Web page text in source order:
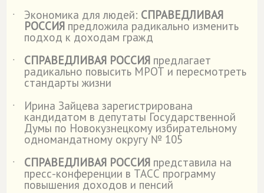
˙
Экономика для людей: СПРАВЕДЛИВАЯ
РОССИЯ предложила радикально изменить
подход к доходам гражд
˙
СПРАВЕДЛИВАЯ РОССИЯ предлагает
радикально повысить МРОТ и пересмотреть
стандарты жизни
˙
Ирина Зайцева зарегистрирована
кандидатом в депутаты Государственной
Думы по Новокузнецкому избирательному
одномандатному округу № 105
˙
СПРАВЕДЛИВАЯ РОССИЯ представила на
пресс-конференции в ТАСС программу
повышения доходов и пенсий